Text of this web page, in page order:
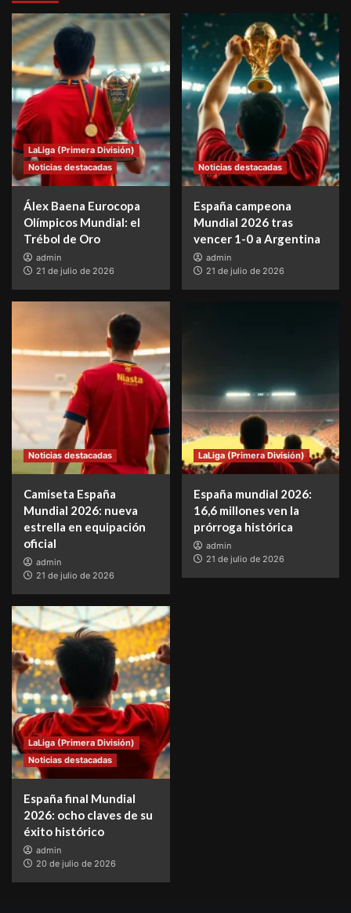
LaLiga (Primera División)
Noticias destacadas
Álex Baena Eurocopa
Olímpicos Mundial: el
Trébol de Oro
admin
21 de julio de 2026
Noticias destacadas
España campeona
Mundial 2026 tras
vencer 1-0 a Argentina
admin
21 de julio de 2026
Noticias destacadas
Camiseta España
Mundial 2026: nueva
estrella en equipación
oficial
admin
21 de julio de 2026
LaLiga (Primera División)
España mundial 2026:
16,6 millones ven la
prórroga histórica
admin
21 de julio de 2026
LaLiga (Primera División)
Noticias destacadas
España final Mundial
2026: ocho claves de su
éxito histórico
admin
20 de julio de 2026